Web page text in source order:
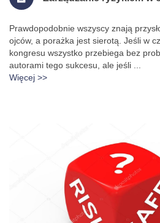
Prawdopodobnie wszyscy znają
ojców, a porażka jest sierotą. Jeśli w
kongresu wszystko przebiega bez
autorami tego sukcesu, ale jeśli ...
Więcej >>